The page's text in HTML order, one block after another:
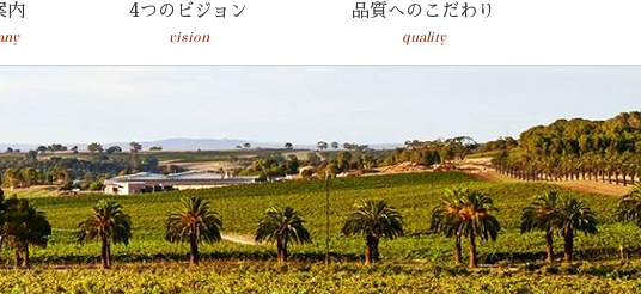
内 4つのビジョン
vision
品質へのこだわり
quality